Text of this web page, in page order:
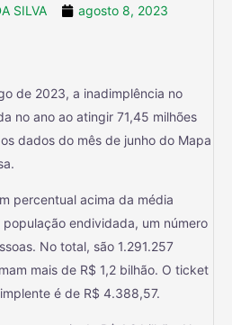
SILVA
agosto 8, 2023
de 2023, a inadimplência no
no ano ao atingir 71,45 milhões
dados do mês de junho do Mapa
percentual acima da média
endividada, um número
No total, são 1.291.257
mais de R$ 1,2 bilhão. O ticket
é de R$ 4.388,57.